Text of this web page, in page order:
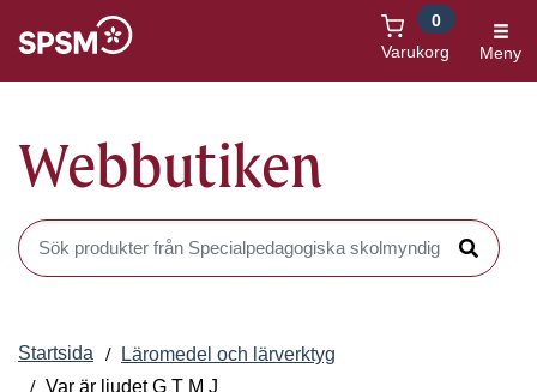
Varukorg
0
Meny
Webbutiken
Sök produkter i Webbutiken
Sök
Startsida
Läromedel och lärverktyg
Var är ljudet G T M J